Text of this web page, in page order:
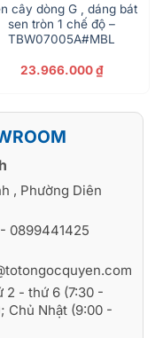
cây dòng G , dáng bát
sen tròn 1 chế độ –
TBW07005A#MBL
23.966.000₫
, Phường Diên
- 0899441425
2 - thứ 6 (7:30 -
Chủ Nhật (9:00 -